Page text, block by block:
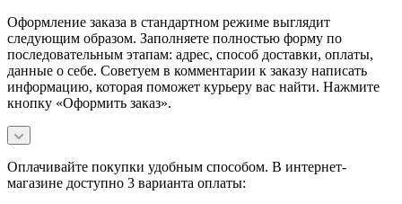
Оформление заказа в стандартном режиме выглядит
следующим образом. Заполняете полностью форму по
последовательным этапам: адрес, способ доставки, оплаты,
данные о себе. Советуем в комментарии к заказу написать
информацию, которая поможет курьеру вас найти. Нажмите
кнопку «Оформить заказ».
Оплачивайте покупки удобным способом. В интернет-
магазине доступно 3 варианта оплаты: